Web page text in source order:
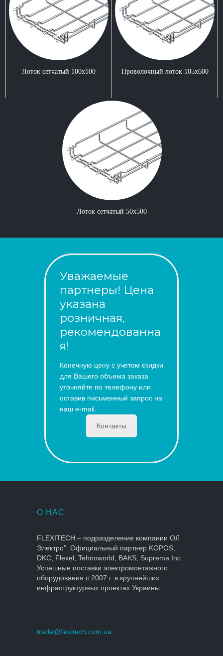
Лоток сетчатый 100x100 Проволочный лоток 105x600
Лоток сетчатый 50x500
Уважаемые
партнеры! Цена
указана
розничная,
рекомендованна
я!
Конечную цену с учетом скидки
для Вашего объема заказа
уточняйте по телефону или
оставив письменный запрос на
наш e-mail.
Контакты
О НАС
FLEXITECH – подразделение компании ОЛ
Электро”. Официальный партнер KOPOS,
DKC, Flexel, Tehnoworld, BAKS, Suprema Inc.
Успешные поставки электромонтажного
оборудования с 2007 г. в крупнейших
инфраструктурных проектах Украины.
trade@flexitech.com.ua